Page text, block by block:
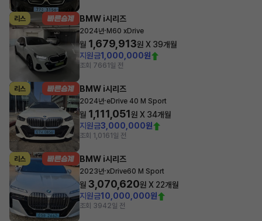
리스 BMW i시리즈
2024년· M60 xDrive
월 1,679,913원 X 39개월
지원금1,000,000원
조회 7661일 전
리스 BMW i시리즈
2024년·eDrive 40 M Sport
월 1,111,051원 X 34개월
지원금3,000,000원
조회 1,0161일 전
리스 BMW i시리즈
2023년·xDrive60 M Sport
월 3,070,620원 X 22개월
지원금10,000,000원
조회 3942일 전